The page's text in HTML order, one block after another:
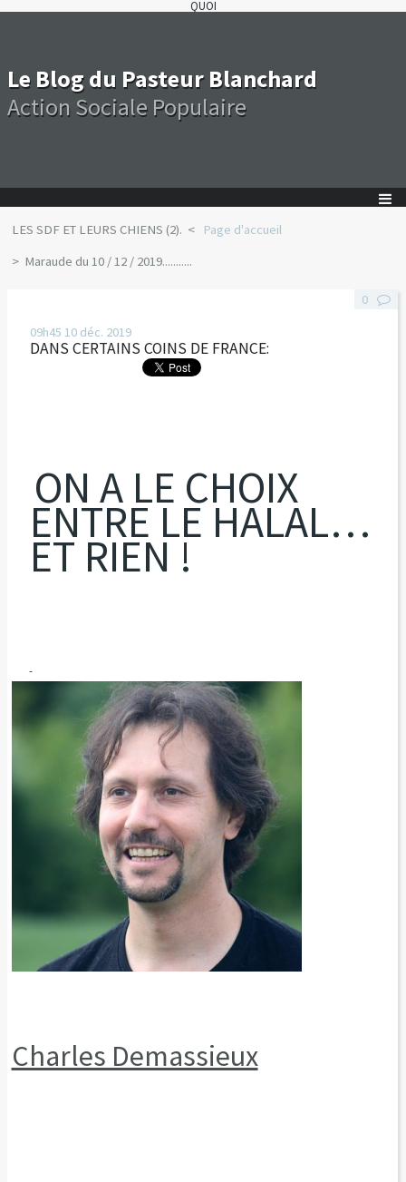
QUOI
Le Blog du Pasteur Blanchard
Action Sociale Populaire
LES SDF ET LEURS CHIENS (2).
Page d'accueil
Maraude du 10 / 12 / 2019...........
09h45 10 déc. 2019
DANS CERTAINS COINS DE FRANCE:
ON A LE CHOIX
ENTRE LE HALAL…
ET RIEN !
Charles Demassieux
0